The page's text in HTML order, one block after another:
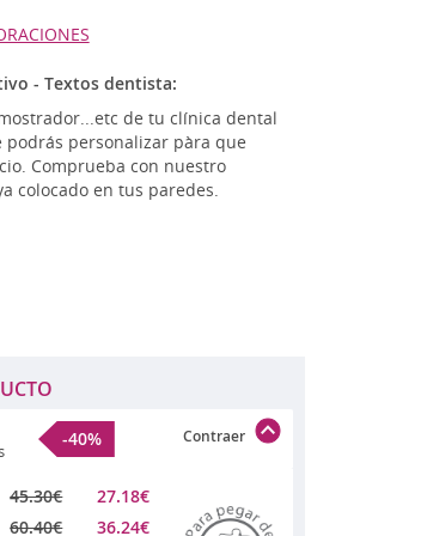
- Textos dentista:
de tu clínica dental
personalizar pàra que
Comprueba con nuestro
colocado en tus paredes.
-40% Contraer
45.30€
60.40€
27.18€
36.24€